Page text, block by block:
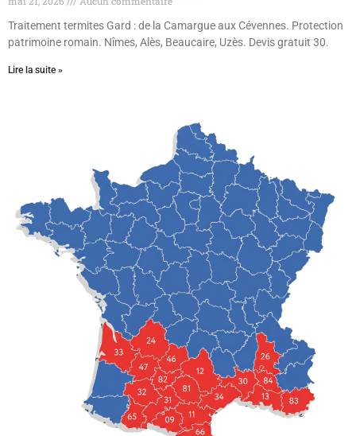
Traitement termites Gard : de la Camargue aux Cévennes. Protection
patrimoine romain. Nîmes, Alès, Beaucaire, Uzès. Devis gratuit 30.
Lire la suite »